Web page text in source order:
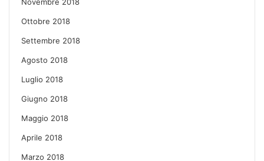
Ottobre 2018
Settembre 2018
Agosto 2018
Luglio 2018
Giugno 2018
Maggio 2018
Aprile 2018
Marzo 2018